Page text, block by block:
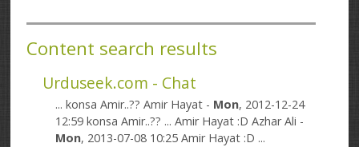
Content search results
Urduseek.com - Chat
... konsa Amir..?? Amir Hayat - Mon, 2012-12-24
12:59 konsa Amir..?? ... Amir Hayat :D Azhar Ali -
Mon, 2013-07-08 10:25 Amir Hayat :D ...